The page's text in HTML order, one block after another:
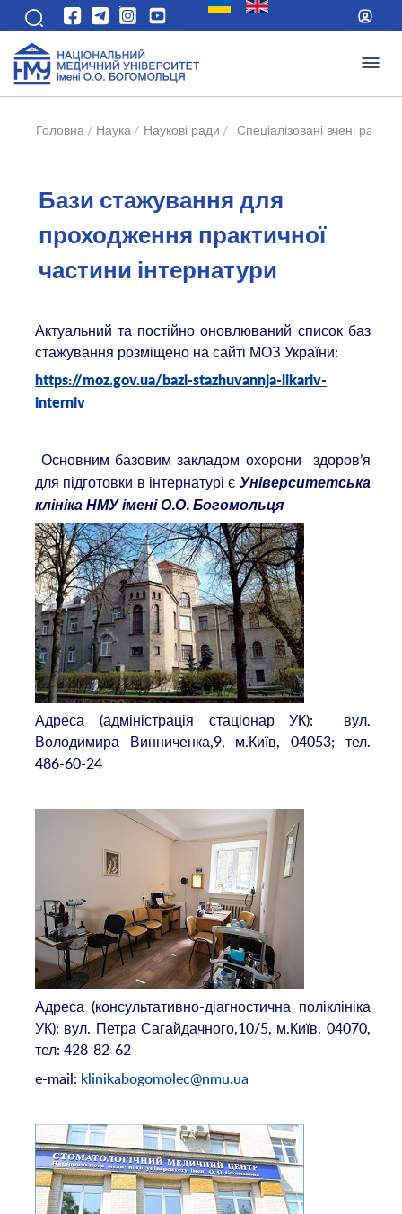
Головна / Наука / Наукові ради / Спеціалізовані вчені ради
Бази стажування для
проходження практичної
частини інтернатури
Актуальний та постійно оновлюваний список баз
стажування розміщено на сайті МОЗ України:
https://moz.gov.ua/bazi-stazhuvannja-likariv-
interniv
Основним базовим закладом охорони здоров’я
для підготовки в інтернатурі є Університетська
клініка НМУ імені О.О. Богомольця
Адреса (адміністрація стаціонар УК): вул.
Володимира Винниченка,9, м.Київ, 04053; тел.
486-60-24
Адреса (консультативно-діагностична поліклініка
УК): вул. Петра Сагайдачного,10/5, м.Київ, 04070,
тел: 428-82-62
e-mail: klinikabogomolec@nmu.ua